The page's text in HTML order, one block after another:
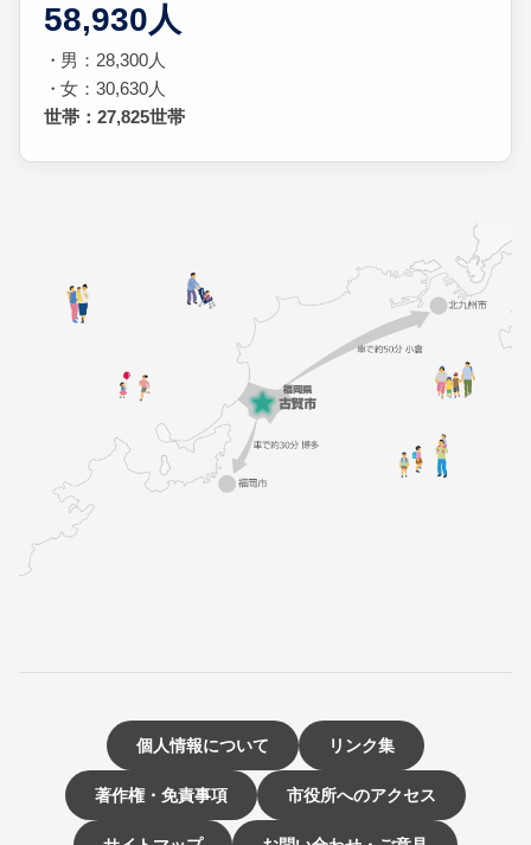
58,930人
男：28,300人
女：30,630人
世帯：27,825世帯
個人情報について リンク集
著作権・免責事項 市役所へのアクセス